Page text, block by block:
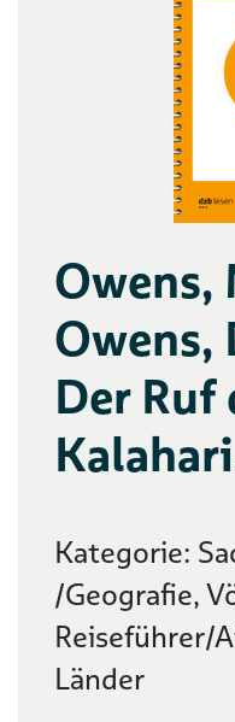
Owens,
Owens,
Der Ruf
Kategorie:
/Geografie,
Reiseführer/
Länder